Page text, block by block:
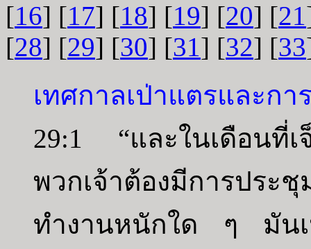
[16] [17] [18] [19] [20] [21
[28] [29] [30] [31] [32] [33
เทศกาลเป่าแตรและก
29:1 “และในเดือนที่
พวกเจ้าต้องมีการประ
ทำงานหนักใด ๆ มันเ